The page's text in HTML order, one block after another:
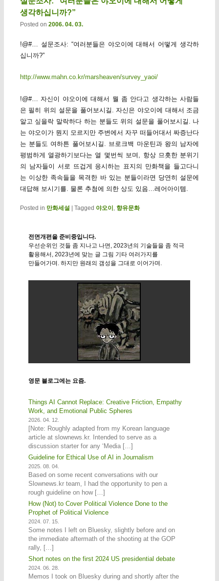
생각하십니까?”
Posted on 2006. 04. 03.
!@#… 설문조사: “여러분들은 야오이에 대해서 어떻게 생각하
십니까?”
http://www.mahn.co.kr/marsheaven/survey_yaoi/
!@#… 자신이 야오이에 대해서 뭘 좀 안다고 생각하는 사람들
은 필히 위의 설문을 풀어보시길. 자신은 야오이에 대해서 조금
알고 싶을락 말락하다 하는 분들도 위의 설문을 풀어보시길. 나
는 야오이가 뭔지 모르지만 주변에서 자꾸 떠들어대서 짜증난다
는 분들도 여하튼 풀어보시길. 브로크백 마운틴과 왕의 남자에
평범하게 열광하기보다는 열 몇번씩 보며, 항상 므흣한 분위기
의 남자들이 서로 뜨겁게 응시하는 표지의 만화책을 들고다니
는 이상한 족속들을 목격한 바 있는 분들이라면 당연히 설문에
대답해 보시기를. 물론 추첨에 의한 상도 있음…레어아이템.
Posted in 만화세설 | Tagged 야오이 향유문화
전면개편을 준비중입니다.
우선순위인 것들 좀 지나고 나면, 2023년의 기술들을 좀 적극
활용해서, 2023년에 맞는 글 그림 기타 여러가지를
만들어가며. 하지만 원래의 갬성을 그대로 이어가며.
영문 블로그에는 요즘.
Things AI Cannot Replace: Creative Friction, Empathy
Work, and Emotional Public Spheres
2026. 04. 12.
[Note: Roughly adapted from my Korean language
article at slownews.kr. Intended to serve as a
discussion starter for any ‘Media […]
Guideline for Ethical Use of AI in Journalism
2025. 08. 04.
Based on some recent conversations with our
Slownews.kr team, I had the opportunity to pen a
rough guideline on how […]
How (Not) to Cover Political Violence Done to the
Prophet of Political Violence
2024. 07. 15.
Some notes I left on Bluesky, slightly before and on
the immediate aftermath of the shooting at the GOP
rally, […]
Short notes on the first 2024 US presidential debate
2024. 06. 28.
Memos I took on Bluesky during and shortly after the